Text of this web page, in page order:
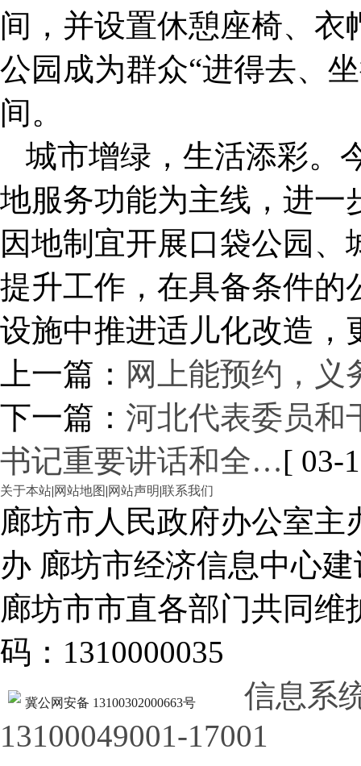
间，并设置休憩座椅、
公园成为群众“进得去、
间。
城市增绿，生活添彩。
地服务功能为主线，进一
因地制宜开展口袋公园
提升工作，在具备条件的
设施中推进适儿化改造，
上一篇： 网上能预约，义
下一篇： 河北代表委员和
书记重要讲话和全…[ 03-
关于本站|网站地图 |网站声明|联系我们
廊坊市人民政府办公室
办 廊坊市经济信息中心建
廊坊市市直各部门共同
码：1310000035
冀公网安备 13100302000663号
信息系
13100049001-17001